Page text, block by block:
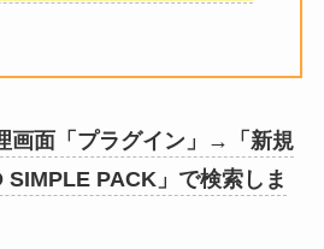
画面「プラグイン」→「新規
SIMPLE PACK」で検索しま